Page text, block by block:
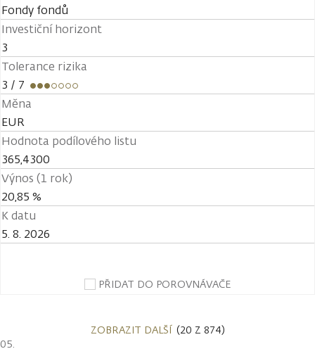
Fondy fondů
Investiční horizont
3
Tolerance rizika
3 / 7
Měna
EUR
Hodnota podílového listu
365,4300
Výnos (1 rok)
20,85 %
K datu
5. 8. 2026
PŘIDAT DO POROVNÁVAČE
ZOBRAZIT DALŠÍ (20 Z 874)